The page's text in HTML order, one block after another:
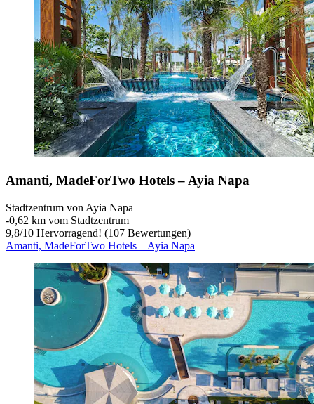
Amanti, MadeForTwo Hotels – Ayia Napa
Stadtzentrum von Ayia Napa
‐0,62 km vom Stadtzentrum
9,8/10 Hervorragend! (107 Bewertungen)
Amanti, MadeForTwo Hotels – Ayia Napa